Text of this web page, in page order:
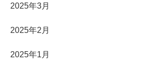
2025年3月
2025年2月
2025年1月